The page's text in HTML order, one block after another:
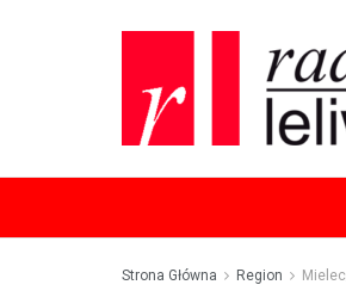
Strona Główna Region